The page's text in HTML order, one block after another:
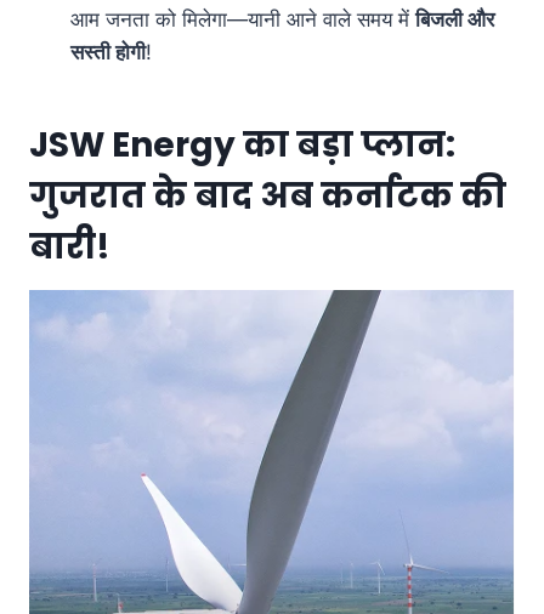
आम जनता को मिलेगा—यानी आने वाले समय मेंबिजली और
सस्ती होगी!
JSW Energy का बड़ा प्लान:
गुजरात के बाद अब कर्नाटक की
बारी!